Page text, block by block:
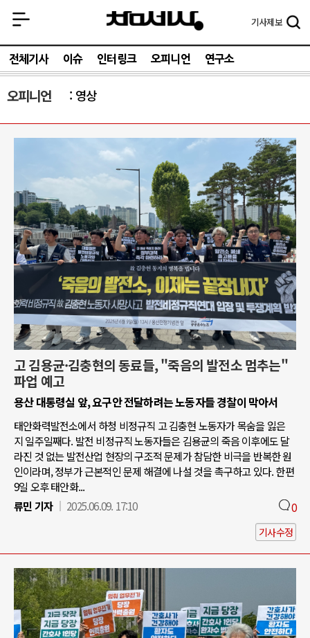
기사제보
전체기사 이슈 인터링크 오피니언 연구소
오피니언 영상
고 김용균·김충현의 동료들, "죽음의 발전소 멈추는"
파업 예고
용산 대통령실 앞, 요구안 전달하려는 노동자들 경찰이 막아서
태안화력발전소에서 하청 비정규직 고 김충현 노동자가 목숨을 잃은
지 일주일째다. 발전 비정규직 노동자들은 김용균의 죽음 이후에도 달
라진 것 없는 발전산업 현장의 구조적 문제가 참담한 비극을 반복한 원
인이라며, 정부가 근본적인 문제 해결에 나설 것을 촉구하고 있다. 한편
9일 오후 태안화...
류민 기자
2025.06.09. 17:10 0
기사수정